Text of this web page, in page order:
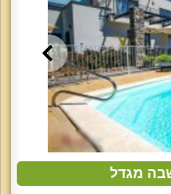
מגדל